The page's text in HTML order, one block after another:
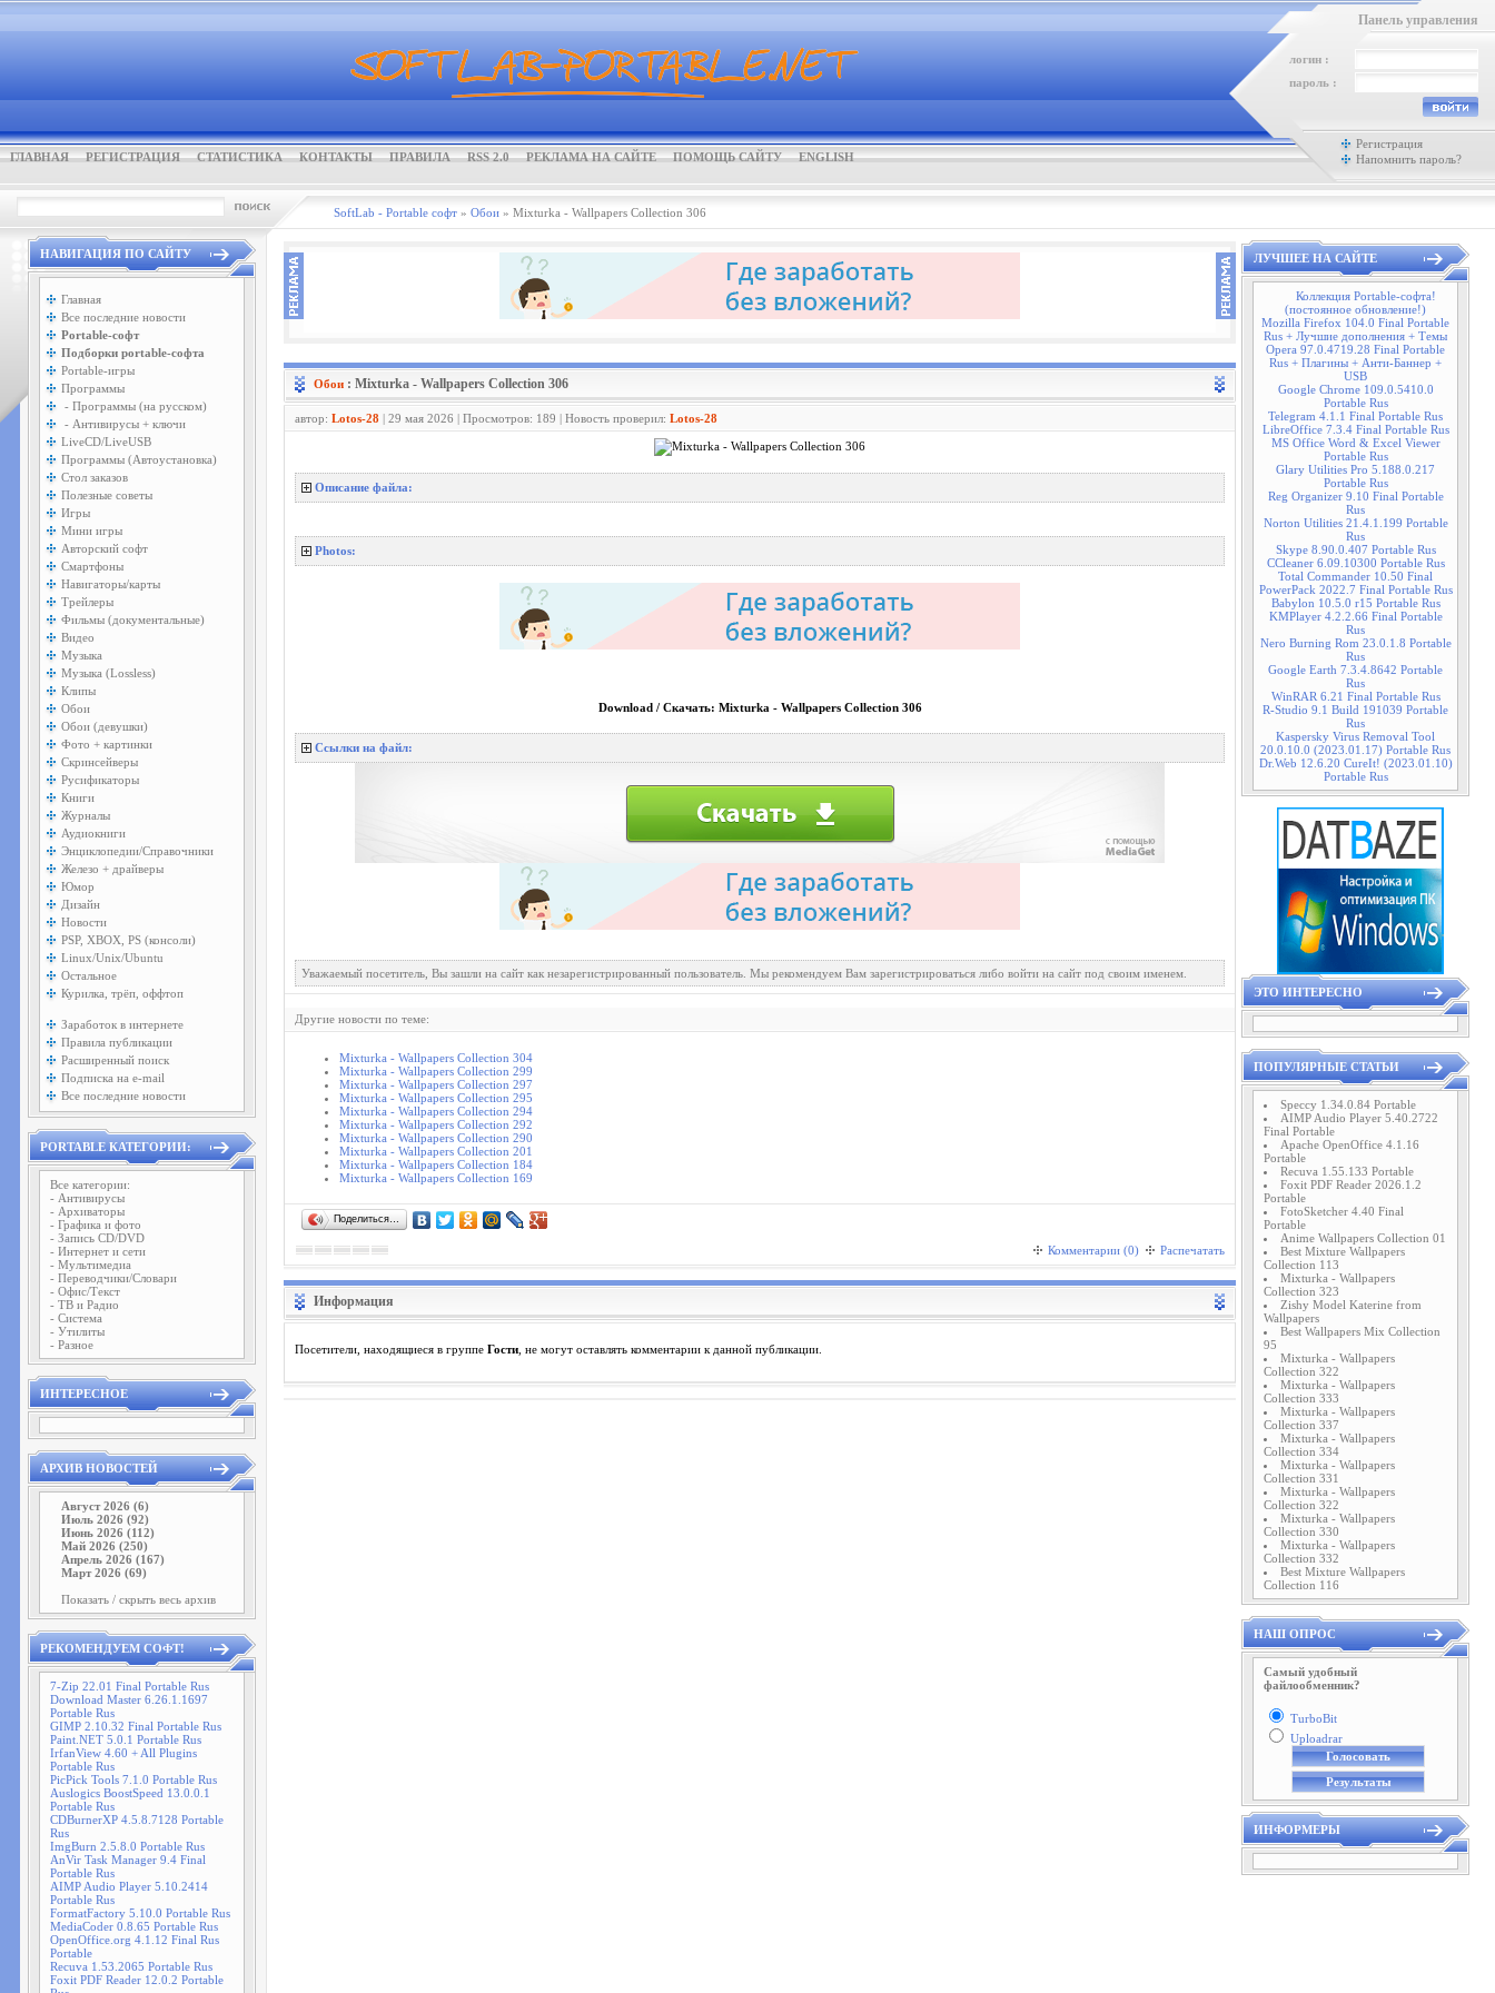
ГЛАВНАЯ РЕГИСТРАЦИЯ СТАТИСТИКА КОНТАКТЫ ПРАВИЛА RSS 2.0 РЕКЛАМА НА САЙТЕ ПОМОЩЬ САЙТУ ENGLISH
Панель управления
логин :
пароль :
Регистрация
Напомнить пароль?
SoftLab - Portable софт » Обои » Mixturka - Wallpapers Collection 306
НАВИГАЦИЯ ПО САЙТУ
Главная
Все последние новости
Portable-софт
Подборки portable-софта
Portable-игры
Программы
- Программы (на русском)
- Антивирусы + ключи
LiveCD/LiveUSB
Программы (Автоустановка)
Стол заказов
Полезные советы
Игры
Мини игры
Авторский софт
Смартфоны
Навигаторы/карты
Трейлеры
Фильмы (документальные)
Видео
Музыка
Музыка (Lossless)
Клипы
Обои
Обои (девушки)
Фото + картинки
Скринсейверы
Русификаторы
Книги
Журналы
Аудиокниги
Энциклопедии/Справочники
Железо + драйверы
Юмор
Дизайн
Новости
PSP, XBOX, PS (консоли)
Linux/Unix/Ubuntu
Остальное
Курилка, трёп, оффтоп
Заработок в интернете
Правила публикации
Расширенный поиск
Подписка на e-mail
Все последние новости
PORTABLE КАТЕГОРИИ:
Все категории:
- Антивирусы
- Архиваторы
- Графика и фото
- Запись CD/DVD
- Интернет и сети
- Мультимедиа
- Переводчики/Словари
- Офис/Текст
- ТВ и Радио
- Система
- Утилиты
- Разное
ИНТЕРЕСНОЕ
АРХИВ НОВОСТЕЙ
Август 2026 (6)
Июль 2026 (92)
Июнь 2026 (112)
Май 2026 (250)
Апрель 2026 (167)
Март 2026 (69)
Показать / скрыть весь архив
РЕКОМЕНДУЕМ СОФТ!
7-Zip 22.01 Final Portable Rus
Download Master 6.26.1.1697
Portable Rus
GIMP 2.10.32 Final Portable Rus
Paint.NET 5.0.1 Portable Rus
IrfanView 4.60 + All Plugins
Portable Rus
PicPick Tools 7.1.0 Portable Rus
Auslogics BoostSpeed 13.0.0.1
Portable Rus
CDBurnerXP 4.5.8.7128 Portable
Rus
ImgBurn 2.5.8.0 Portable Rus
AnVir Task Manager 9.4 Final
Portable Rus
AIMP Audio Player 5.10.2414
Portable Rus
FormatFactory 5.10.0 Portable Rus
MediaCoder 0.8.65 Portable Rus
OpenOffice.org 4.1.12 Final Rus
Portable
Recuva 1.53.2065 Portable Rus
Foxit PDF Reader 12.0.2 Portable
Обои : Mixturka - Wallpapers Collection 306
автор: Lotos-28 | 29 мая 2026 | Просмотров: 189 | Новость проверил: Lotos-28
Описание файла:
Photos:
Download / Скачать: Mixturka - Wallpapers Collection 306
Ссылки на файл:
Уважаемый посетитель, Вы зашли на сайт как незарегистрированный пользователь. Мы рекомендуем Вам зарегистрироваться либо войти на сайт под своим именем.
Другие новости по теме:
Mixturka - Wallpapers Collection 304
Mixturka - Wallpapers Collection 299
Mixturka - Wallpapers Collection 297
Mixturka - Wallpapers Collection 295
Mixturka - Wallpapers Collection 294
Mixturka - Wallpapers Collection 292
Mixturka - Wallpapers Collection 290
Mixturka - Wallpapers Collection 201
Mixturka - Wallpapers Collection 184
Mixturka - Wallpapers Collection 169
Поделиться…
Комментарии (0) Распечатать
Информация
Посетители, находящиеся в группе Гости , не могут оставлять комментарии к данной публикации.
ЛУЧШЕЕ НА САЙТЕ
Коллекция Portable-софта!
(постоянное обновление!)
Mozilla Firefox 104.0 Final Portable
Rus + Лучшие дополнения + Темы
Opera 97.0.4719.28 Final Portable
Rus + Плагины + Анти-Баннер +
USB
Google Chrome 109.0.5410.0
Portable Rus
Telegram 4.1.1 Final Portable Rus
LibreOffice 7.3.4 Final Portable Rus
MS Office Word & Excel Viewer
Portable Rus
Glary Utilities Pro 5.188.0.217
Portable Rus
Reg Organizer 9.10 Final Portable
Rus
Norton Utilities 21.4.1.199 Portable
Rus
Skype 8.90.0.407 Portable Rus
CCleaner 6.09.10300 Portable Rus
Total Commander 10.50 Final
PowerPack 2022.7 Final Portable Rus
Babylon 10.5.0 r15 Portable Rus
KMPlayer 4.2.2.66 Final Portable
Rus
Nero Burning Rom 23.0.1.8 Portable
Rus
Google Earth 7.3.4.8642 Portable
Rus
WinRAR 6.21 Final Portable Rus
R-Studio 9.1 Build 191039 Portable
Rus
Kaspersky Virus Removal Tool
20.0.10.0 (2023.01.17) Portable Rus
Dr.Web 12.6.20 CureIt! (2023.01.10)
Portable Rus
ЭТО ИНТЕРЕСНО
ПОПУЛЯРНЫЕ СТАТЬИ
Speccy 1.34.0.84 Portable
AIMP Audio Player 5.40.2722
Final Portable
Apache OpenOffice 4.1.16
Portable
Recuva 1.55.133 Portable
Foxit PDF Reader 2026.1.2
Portable
FotoSketcher 4.40 Final
Portable
Anime Wallpapers Collection 01
Best Mixture Wallpapers
Collection 113
Mixturka - Wallpapers
Collection 323
Zishy Model Katerine from
Wallpapers
Best Wallpapers Mix Collection
95
Mixturka - Wallpapers
Collection 322
Mixturka - Wallpapers
Collection 333
Mixturka - Wallpapers
Collection 337
Mixturka - Wallpapers
Collection 334
Mixturka - Wallpapers
Collection 331
Mixturka - Wallpapers
Collection 322
Mixturka - Wallpapers
Collection 330
Mixturka - Wallpapers
Collection 332
Best Mixture Wallpapers
Collection 116
НАШ ОПРОС
Самый удобный
файлообменник?
TurboBit
Uploadrar
ИНФОРМЕРЫ